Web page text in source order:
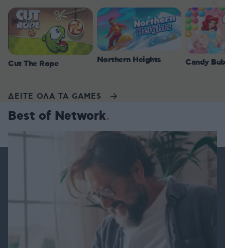
Cut The Rope Northern Heights Candy
ΔΕΙΤΕ ΟΛΑ ΤΑ GAMES
Best of Network